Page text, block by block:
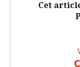
Cet